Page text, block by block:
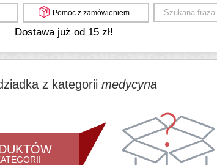
Pomoc z zamówieniem
Dostawa już od 15 zł!
z kategorii medycyna